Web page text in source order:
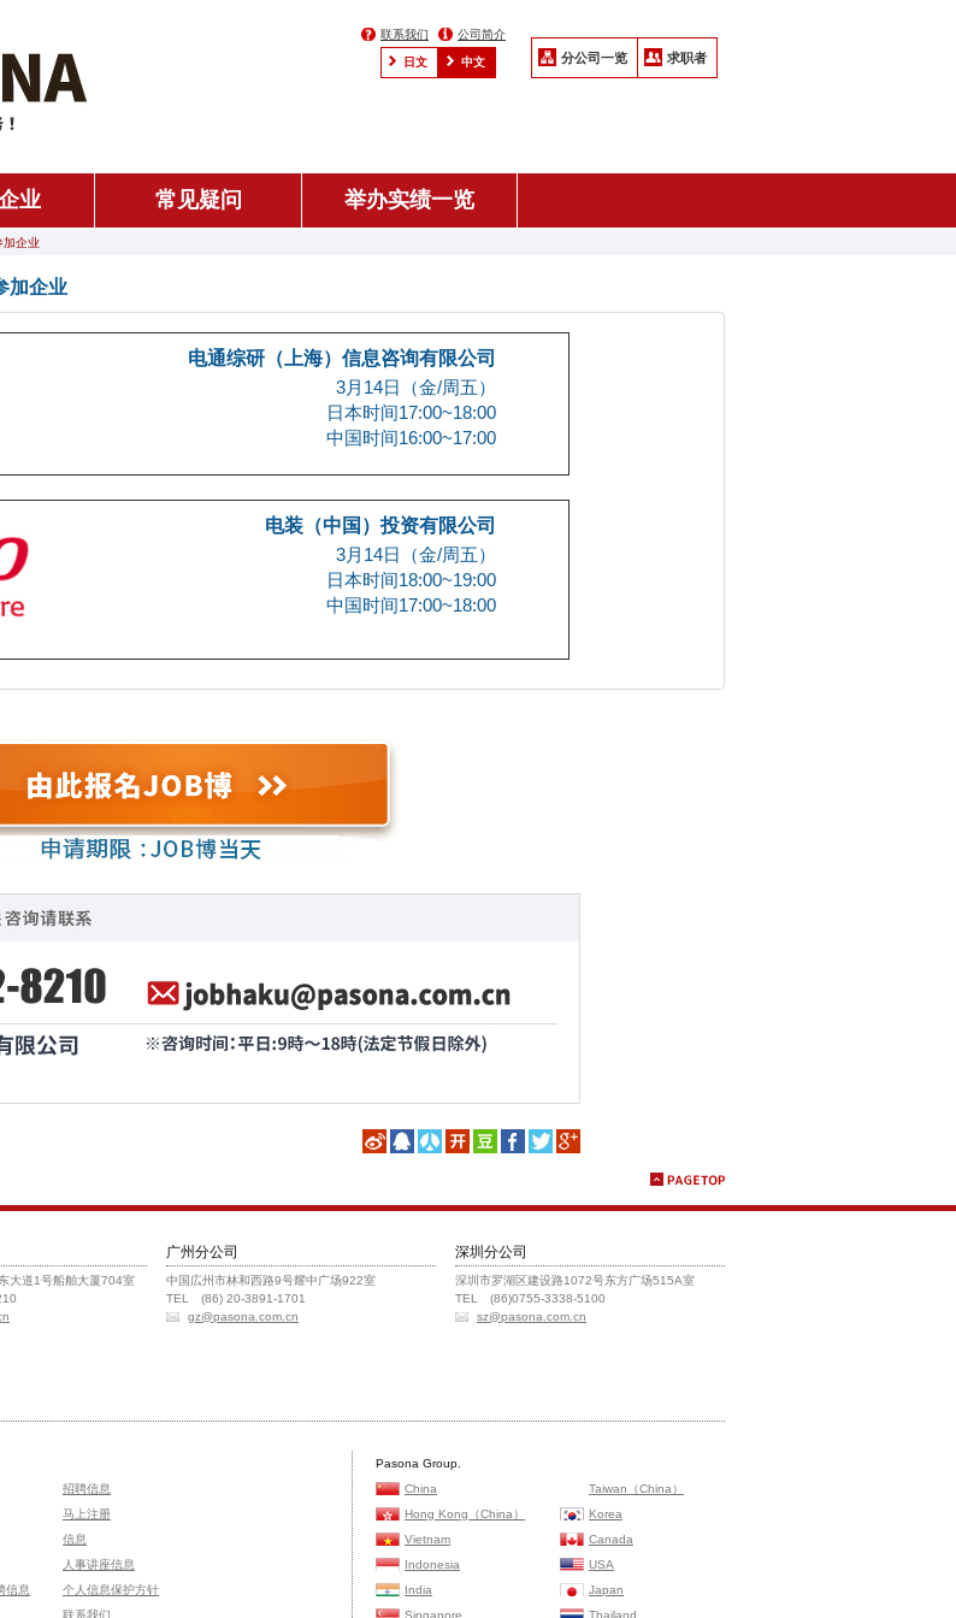
联系我们 公司简介
日文 中文 分公司一览 求职者
业 常见疑问 举办实绩一览
加企业
加企业
电通综研（上海）信息咨询有限公司
3月14日（金/周五）
日本时间17:00~18:00
中国时间16:00~17:00
电装（中国）投资有限公司
3月14日（金/周五）
日本时间18:00~19:00
中国时间17:00~18:00
大道1号船舶大厦704室
广州分公司
中国広州市林和西路9号耀中广场922室
TEL (86) 20-3891-1701
gz@pasona.com.cn
深圳分公司
深圳市罗湖区建设路1072号东方广场515A室
TEL (86)0755-3338-5100
sz@pasona.com.cn
信息
招聘信息
马上注册
信息
人事讲座信息
个人信息保护方针
联系我们
Pasona Group.
China
Taiwan（China）
Hong Kong（China）
Korea
Vietnam
Canada
Indonesia
USA
India
Japan
Singapore
Thailand